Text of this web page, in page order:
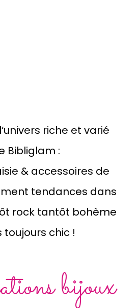
riche et varié
Bibliglam :
& accessoires de
tendances dans
rock tantôt bohème
toujours chic !
bijoux